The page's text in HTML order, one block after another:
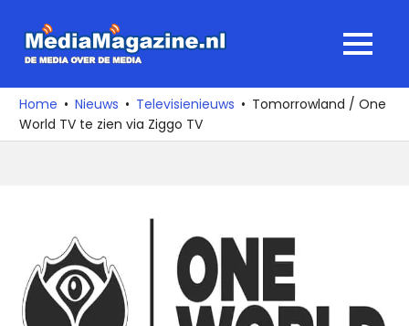
naar
media
over
de
MENU
Home Nieuws Televisienieuws
Tomorrowland / One
World TV te zien via Ziggo TV